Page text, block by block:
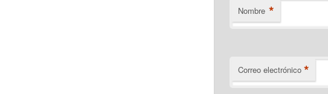
Nombre *
Correo electrónico *